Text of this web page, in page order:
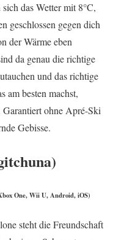
das Wetter mit 8°C,
geschlossen gegen dich
der Wärme eben
da genau die richtige
und das richtige
am besten machst,
ohne Apré-Ski
Gebisse.
One, Wii U, Android, iOS)
steht die Freundschaft